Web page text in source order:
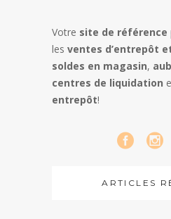
Votre site de référence
les ventes d’entrepôt
soldes en magasin,
centres de liquidation
entrepôt!
ARTICLES